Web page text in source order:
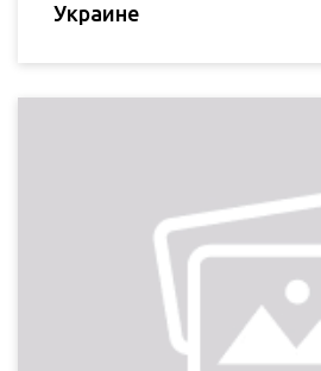
Украине